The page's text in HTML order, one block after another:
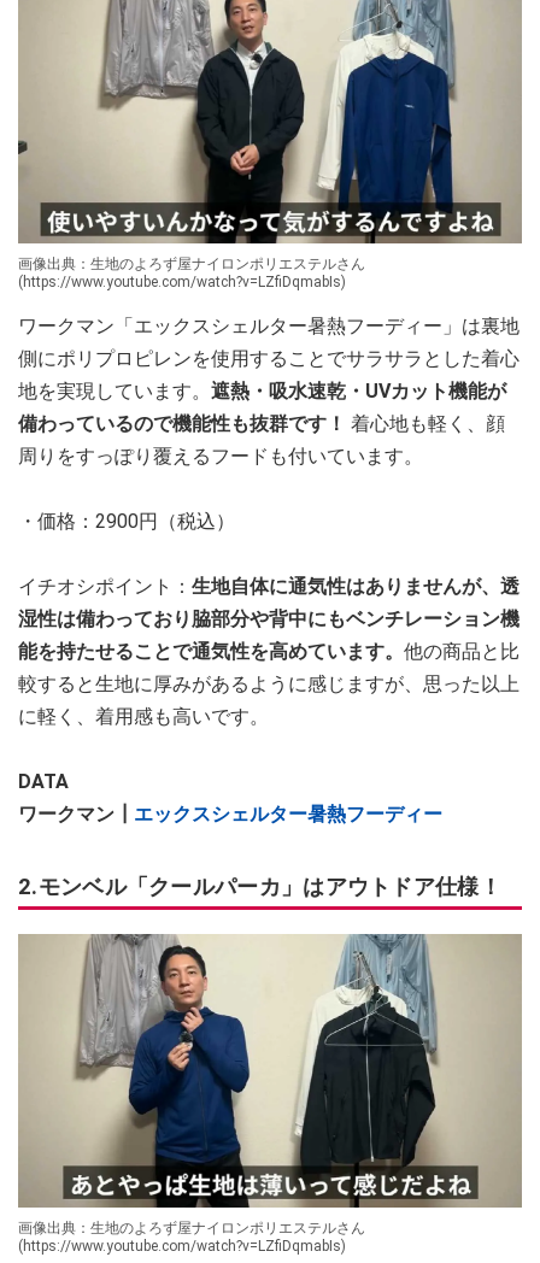
画像出典：生地のよろず屋ナイロンポリエステルさん
(https://www.youtube.com/watch?v=LZfiDqmabIs)
ワークマン「エックスシェルター暑熱フーディー」は裏地
側にポリプロピレンを使用することでサラサラとした着心
地を実現しています。 遮熱・吸水速乾・UVカット機能が
備わっているので機能性も抜群です！ 着心地も軽く、顔
周りをすっぽり覆えるフードも付いています。
・価格：2900円（税込）
イチオシポイント： 生地自体に通気性はありませんが、透
湿性は備わっており脇部分や背中にもベンチレーション機
能を持たせることで通気性を高めています。 他の商品と比
較すると生地に厚みがあるように感じますが、思った以上
に軽く、着用感も高いです。
DATA
ワークマン┃ エックスシェルター暑熱フーディー
2.モンベル「クールパーカ」はアウトドア仕様！
画像出典：生地のよろず屋ナイロンポリエステルさん
(https://www.youtube.com/watch?v=LZfiDqmabIs)